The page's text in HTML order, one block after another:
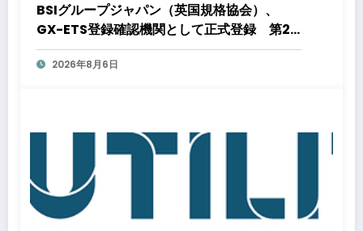
BSIグループジャパン（英国規格協会）、
GX-ETS登録確認機関として正式登録 第2
フェーズ開始で制度対応が義務化、企業の対
応はどう変わるのか？ 法的拘束力をもつ
2026年8月6日